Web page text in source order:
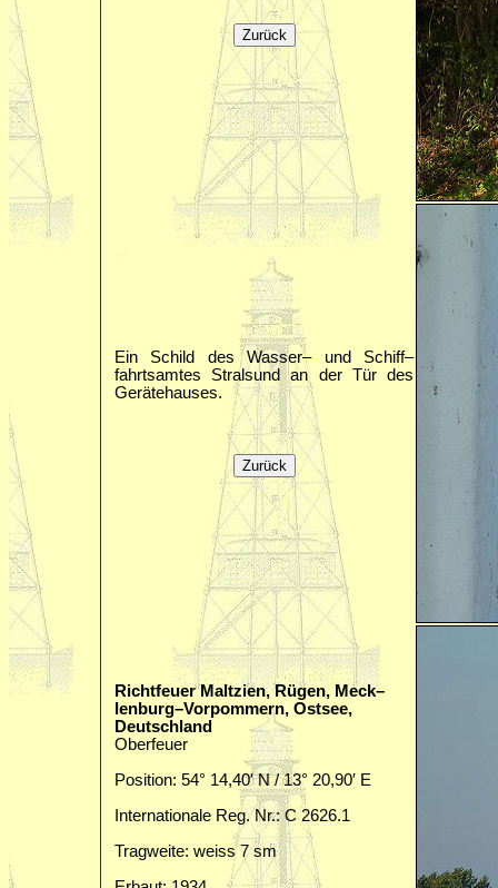
Ein Schild des Wasser– und Schiff–
fahrtsamtes Stralsund an der Tür des
Gerätehauses.
Richtfeuer Maltzien, Rügen, Meck–
lenburg–Vorpommern, Ostsee,
Deutschland
Oberfeuer
Position: 54° 14,40′ N / 13° 20,90′ E
Internationale Reg. Nr.: C 2626.1
Tragweite: weiss 7 sm